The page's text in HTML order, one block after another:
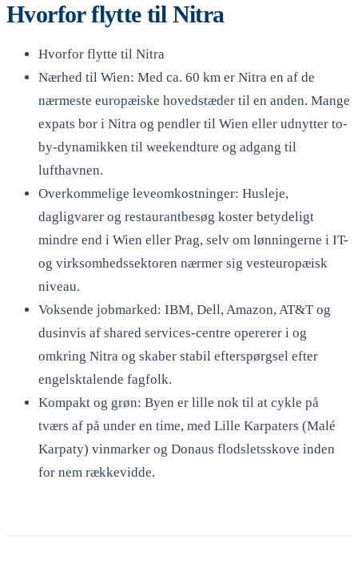
Hvorfor flytte til Nitra
Hvorfor flytte til Nitra
Nærhed til Wien: Med ca. 60 km er Nitra en af de
nærmeste europæiske hovedstæder til en anden. Mange
expats bor i Nitra og pendler til Wien eller udnytter to-
by-dynamikken til weekendture og adgang til
lufthavnen.
Overkommelige leveomkostninger: Husleje,
dagligvarer og restaurantbesøg koster betydeligt
mindre end i Wien eller Prag, selv om lønningerne i IT-
og virksomhedssektoren nærmer sig vesteuropæisk
niveau.
Voksende jobmarked: IBM, Dell, Amazon, AT&T og
dusinvis af shared services-centre opererer i og
omkring Nitra og skaber stabil efterspørgsel efter
engelsktalende fagfolk.
Kompakt og grøn: Byen er lille nok til at cykle på
tværs af på under en time, med Lille Karpaters (Malé
Karpaty) vinmarker og Donaus flodsletsskove inden
for nem rækkevidde.